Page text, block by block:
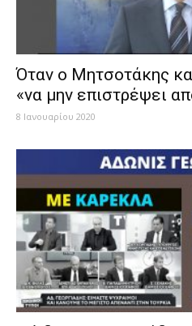
Όταν ο Μητσοτάκης
«να μην επιστρέψει
8 Ιανουαρίου 2020